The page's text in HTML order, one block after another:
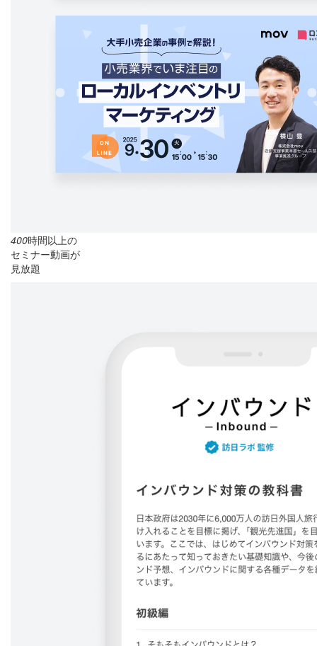
400時間以上の
セミナー動画が
見放題